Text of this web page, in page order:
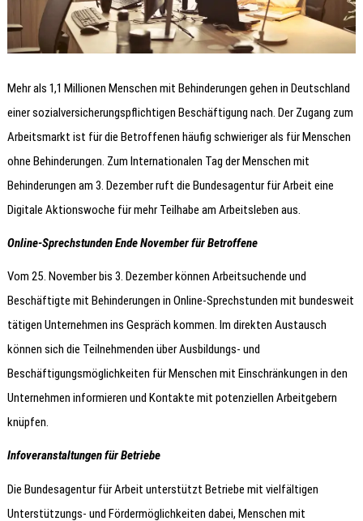
Mehr als 1,1 Millionen Menschen mit Behinderungen gehen in Deutschland
einer sozialversicherungspflichtigen Beschäftigung nach. Der Zugang zum
Arbeitsmarkt ist für die Betroffenen häufig schwieriger als für Menschen
ohne Behinderungen. Zum Internationalen Tag der Menschen mit
Behinderungen am 3. Dezember ruft die Bundesagentur für Arbeit eine
Digitale Aktionswoche für mehr Teilhabe am Arbeitsleben aus.
Online-Sprechstunden Ende November für Betroffene
Vom 25. November bis 3. Dezember können Arbeitsuchende und
Beschäftigte mit Behinderungen in Online-Sprechstunden mit bundesweit
tätigen Unternehmen ins Gespräch kommen. Im direkten Austausch
können sich die Teilnehmenden über Ausbildungs- und
Beschäftigungsmöglichkeiten für Menschen mit Einschränkungen in den
Unternehmen informieren und Kontakte mit potenziellen Arbeitgebern
knüpfen.
Infoveranstaltungen für Betriebe
Die Bundesagentur für Arbeit unterstützt Betriebe mit vielfältigen
Unterstützungs- und Fördermöglichkeiten dabei, Menschen mit